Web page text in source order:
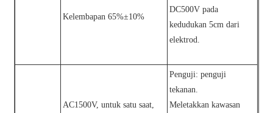
Kelembapan 65%±10%
DC500V pada
kedudukan 5cm dari
elektrod.
AC1500V, untuk satu saat,
Penguji: penguji
tekanan.
Meletakkan kawasan